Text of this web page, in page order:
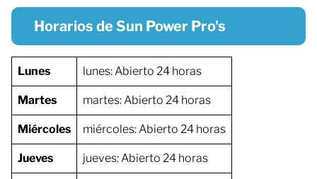
Horarios de Sun Power Pro's
Lunes lunes: Abierto 24 horas
Martes martes: Abierto 24 horas
Miércoles miércoles: Abierto 24 horas
Jueves jueves: Abierto 24 horas